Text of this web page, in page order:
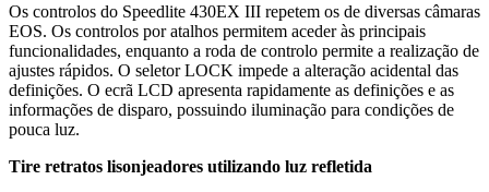
Os controlos do Speedlite 430EX III repetem os de diversas câmaras
EOS. Os controlos por atalhos permitem aceder às principais
funcionalidades, enquanto a roda de controlo permite a realização de
ajustes rápidos. O seletor LOCK impede a alteração acidental das
definições. O ecrã LCD apresenta rapidamente as definições e as
informações de disparo, possuindo iluminação para condições de
pouca luz.
Tire retratos lisonjeadores utilizando luz refletida